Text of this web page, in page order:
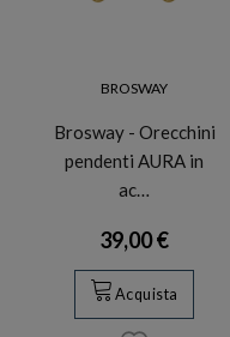
BROSWAY
Brosway - Orecchini
pendenti AURA in
ac…
39,00 €
Acquista